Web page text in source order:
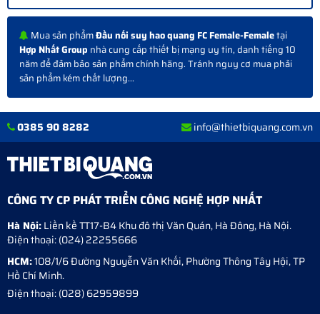
Mua sản phẩmĐầu nối suy hao quang FC Female-Femaletại
Hợp Nhất Group nhà cung cấp thiết bị mạng uy tín, danh tiếng 10
năm để đảm bảo sản phẩm chính hãng. Tránh nguy cơ mua phải
sản phẩm kém chất lượng...
0385 90 8282 info@thietbiquang.com.vn
CÔNG TY CP PHÁT TRIỂN CÔNG NGHỆ HỢP NHẤT
Hà Nội:Liền kề TT17-B4 Khu đô thị Văn Quán,Hà Đông,Hà Nội.
Điện thoại:(024) 22255666
HCM:108/1/6 Đường Nguyễn Văn Khối, Phường Thông Tây Hội, TP
Hồ Chí Minh.
Điện thoại:(028) 62959899